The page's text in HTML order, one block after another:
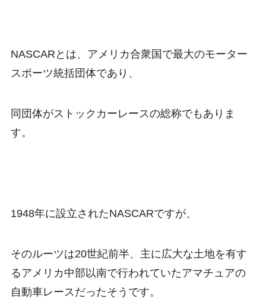
NASCARとは、アメリカ合衆国で最大のモーター
スポーツ統括団体であり、
同団体がストックカーレースの総称でもありま
す。
1948年に設立されたNASCARですが、
そのルーツは20世紀前半、主に広大な土地を有す
るアメリカ中部以南で行われていたアマチュアの
自動車レースだったそうです。